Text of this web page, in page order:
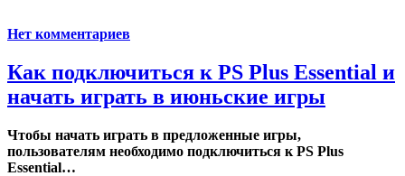
Нет комментариев
Как подключиться к PS Plus Essential и
начать играть в июньские игры
Чтобы начать играть в предложенные игры,
пользователям необходимо подключиться к PS Plus
Essential…